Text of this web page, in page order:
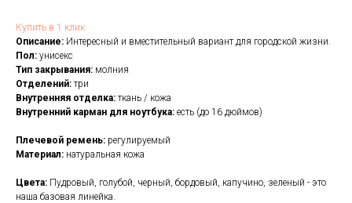
Купить в 1 клик
Описание: Интересный и вместительный вариант для городской жизни.
Пол: унисекс
Тип закрывания: молния
Отделений: три
Внутренняя отделка: ткань / кожа
Внутренний карман для ноутбука: есть (до 16 дюймов)
Плечевой ремень: регулируемый
Материал: натуральная кожа
Цвета: Пудровый, голубой, черный, бордовый, капучино, зеленый - это
наша базовая линейка.